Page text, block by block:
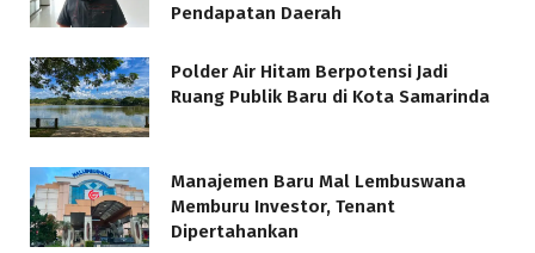
Pendapatan Daerah
Polder Air Hitam Berpotensi Jadi
Ruang Publik Baru di Kota Samarinda
Manajemen Baru Mal Lembuswana
Memburu Investor, Tenant
Dipertahankan